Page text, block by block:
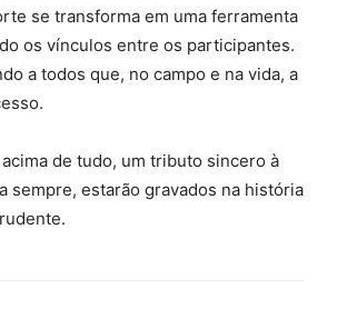
se transforma em uma ferramenta
os vínculos entre os participantes.
a todos que, no campo e na vida, a
de tudo, um tributo sincero à
sempre, estarão gravados na história